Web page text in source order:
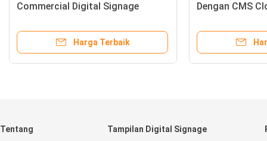
Commercial Digital Signage
Tinggi Untuk Tampilan Jendela
Harga Terbaik
Dengan CMS
Tentang Tampilan Digital Signage